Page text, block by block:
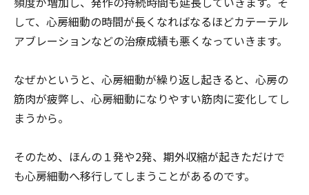
して、心房細動の時間が長くなればなるほどカテーテル
アブレーションなどの治療成績も悪くなっていきます。
なぜかというと、心房細動が繰り返し起きると、心房の
筋肉が疲弊し、心房細動になりやすい筋肉に変化してし
まうから。
そのため、ほんの１発や2発、期外収縮が起きただけで
も心房細動へ移行してしまうことがあるのです。